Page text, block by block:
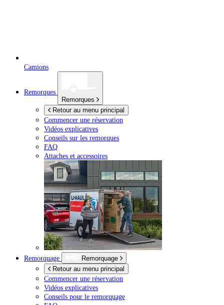
Camions
Remorques
Remorques
Retour au menu principal
Commencer une réservation
Vidéos explicatives
Conseils sur les remorques
FAQ
Attaches et accessoires
Remorquage
Remorquage
Retour au menu principal
Commencer une réservation
Vidéos explicatives
Conseils pour le remorquage